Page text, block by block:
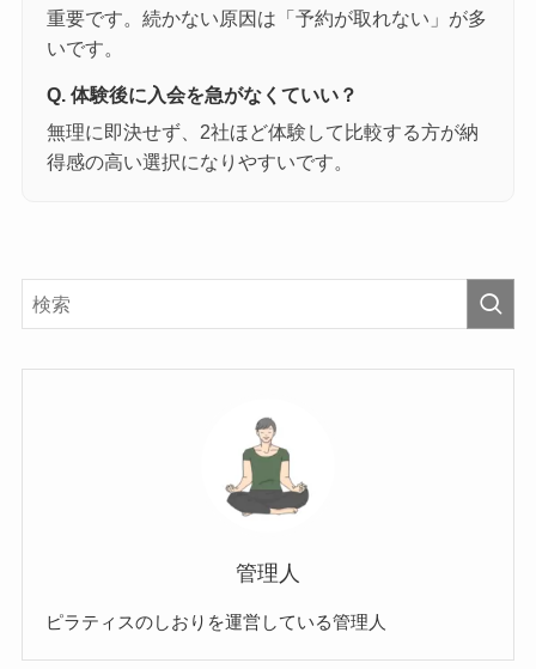
重要です。続かない原因は「予約が取れない」が多
いです。
Q. 体験後に入会を急がなくていい？
無理に即決せず、2社ほど体験して比較する方が納
得感の高い選択になりやすいです。
管理人
ピラティスのしおりを運営している管理人